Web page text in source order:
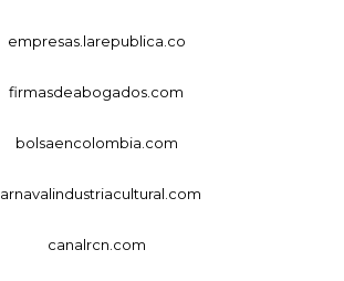
empresas.larepublica.co
firmasdeabogados.com
bolsaencolombia.com
canalrcn.com